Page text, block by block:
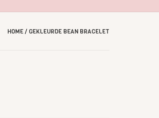
HOME/ GEKLEURDE BEAN BRACELET